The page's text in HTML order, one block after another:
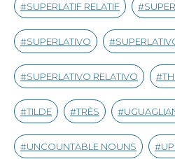
SUPERLATIF RELATIF
SUPERLATIVO
SUPERLATIVO RELATIVO
TILDE TRÈS
UNCOUNTABLE NOUNS